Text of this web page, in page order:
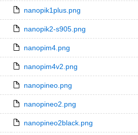
nanopik1plus.png
nanopik2-s905.png
nanopim4.png
nanopim4v2.png
nanopineo.png
nanopineo2.png
nanopineo2black.png